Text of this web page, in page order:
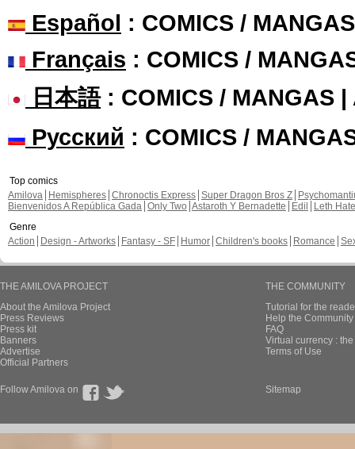
Español : COMICS /
Français : COMICS /
日本語: COMICS / MANGAS |
Русский : COMICS /
Top comics
Amilova
Hemispheres Chronoctis Express Super Dragon Bros Z
Bienvenidos A República Gada Only Two Astaroth Y Bernadette Edil
Leth Hate
Genre
Action
Design - Artworks Fantasy - SF Humor Children's books Romance
THE AMILOVA PROJECT
About the Amilova Project
Press Reviews
Press kit
Banners
Advertise
Official Partners
THE COMMUNITY
Tutorial for the
Help the
FAQ
Virtual currency :
Terms of Use
Follow Amilova on Sitemap